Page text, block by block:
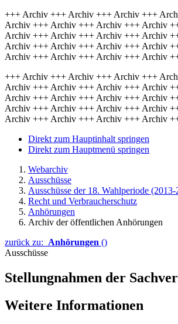
+++ Archiv +++ Archiv +++ Archiv +++
Archiv +++ Archiv +++ Archiv +++ Archiv
Archiv +++ Archiv +++ Archiv +++ Archiv
Archiv +++ Archiv +++ Archiv +++ Archiv
Archiv +++ Archiv +++ Archiv +++ Archiv
+++ Archiv +++ Archiv +++ Archiv +++
Archiv +++ Archiv +++ Archiv +++ Archiv
Archiv +++ Archiv +++ Archiv +++ Archiv
Archiv +++ Archiv +++ Archiv +++ Archiv
Archiv +++ Archiv +++ Archiv +++ Archiv
Direkt zum Hauptinhalt springen
Direkt zum Hauptmenü springen
Webarchiv
Ausschüsse
Ausschüsse der 18. Wahlperiode
Recht und Verbraucherschutz
Anhörungen
Archiv der öffentlichen Anhörungen
zurück zu: Anhörungen ()
Ausschüsse
Stellungnahmen der
Weitere Informationen